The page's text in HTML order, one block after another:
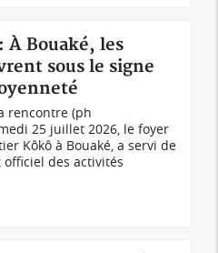
Bouaké, les
sous le signe
rencontre (ph
25 juillet 2026, le foyer
Kôkô à Bouaké, a servi de
des activités